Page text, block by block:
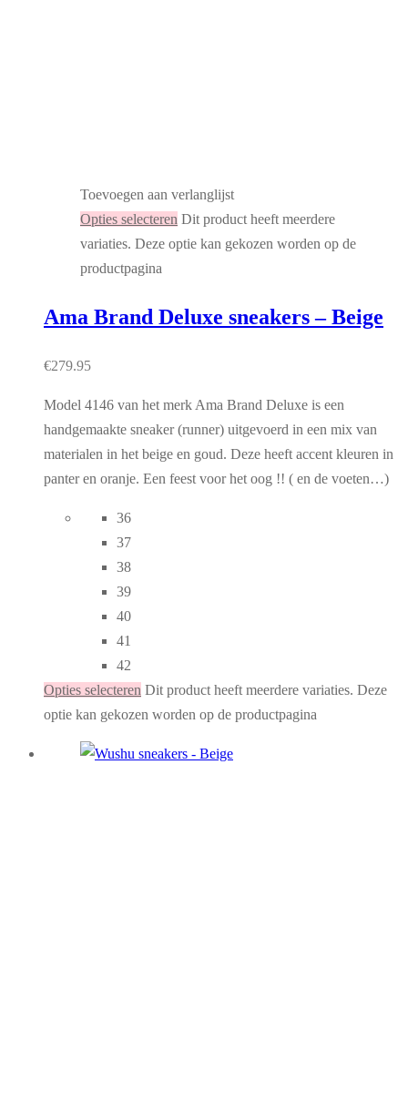
Toevoegen aan verlanglijst
Opties selecteren Dit product heeft meerdere
variaties. Deze optie kan gekozen worden op de
productpagina
Ama Brand Deluxe sneakers – Beige
€279.95
Model 4146 van het merk Ama Brand Deluxe is een
handgemaakte sneaker (runner) uitgevoerd in een mix van
materialen in het beige en goud. Deze heeft accent kleuren in
panter en oranje. Een feest voor het oog !! ( en de voeten…)
36
37
38
39
40
41
42
Opties selecteren Dit product heeft meerdere variaties. Deze
optie kan gekozen worden op de productpagina